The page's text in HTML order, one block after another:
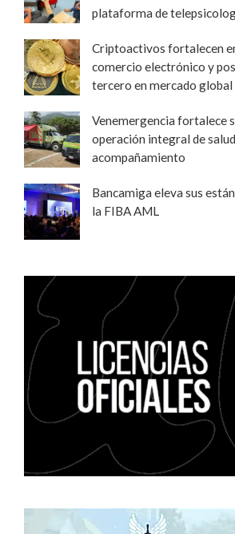
plataforma de
Criptoactivos fortalecen
comercio electrónico y
tercero en mercado global
Venemergencia fortalece
operación integral de
acompañamiento
Bancamiga eleva sus
la FIBA AML